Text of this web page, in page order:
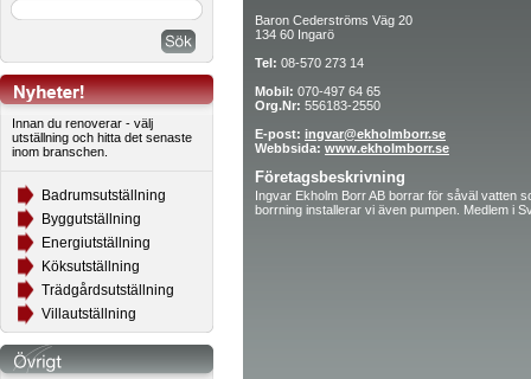
Innan du renoverar - välj
utställning och hitta det senaste
inom branschen.
Badrumsutställning
Byggutställning
Energiutställning
Köksutställning
Trädgårdsutställning
Villautställning
Baron Cederströms Väg 20
134 60 Ingarö
Tel: 08-570 273 14
Mobil: 070-497 64 65
Org.Nr: 556183-2550
E-post: ingvar@ekholmborr.se
Webbsida: www.ekholmborr.se
Företagsbeskrivning
Ingvar Ekholm Borr AB borrar för såväl vatten
borrning installerar vi även pumpen. Medlem i